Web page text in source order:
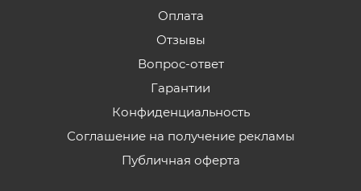
Оплата
Отзывы
Вопрос-ответ
Гарантии
Конфиденциальность
Соглашение на получение рекламы
Публичная оферта